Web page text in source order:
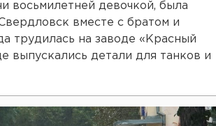
восьмилетней девочкой, была
вместе с братом и
трудилась на заводе «Красный
выпускались детали для танков и